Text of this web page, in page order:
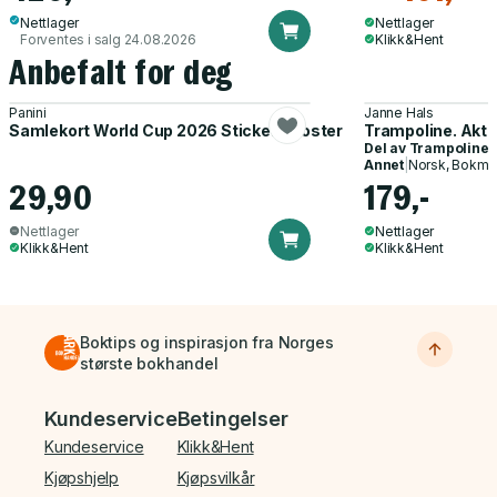
Nettlager
Forventes i salg 24.08.2026
Nettlager
Klikk&Hent
Anbefalt for deg
Panini
Samlekort World Cup 2026 Sticker Booster
29,90
Nettlager
Klikk&Hent
Janne Hals
Trampoline.
Del av Trampoline
Annet| Norsk,
179,-
Nettlager
Klikk&Hent
Boktips og inspirasjon fra Norges
største bokhandel
Bunnmeny
Kundeservice
Kundeservice
Kjøpshjelp
Betingelser
Klikk&Hent
Kjøpsvilkår